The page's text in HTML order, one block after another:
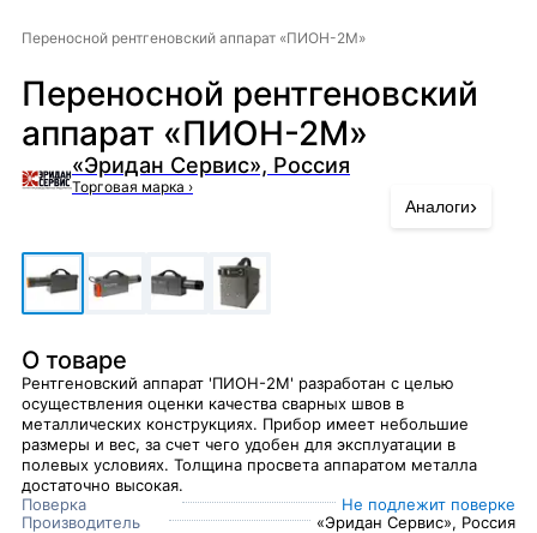
Переносной рентгеновский аппарат «ПИОН-2М»
Переносной рентгеновский
аппарат «ПИОН-2М»
«Эридан Сервис», Россия
Торговая марка ›
Аналоги›
О товаре
Рентгеновский аппарат 'ПИОН-2М' разработан с целью
осуществления оценки качества сварных швов в
металлических конструкциях. Прибор имеет небольшие
размеры и вес, за счет чего удобен для эксплуатации в
полевых условиях. Толщина просвета аппаратом металла
достаточно высокая.
Поверка
Не подлежит поверке
Производитель
«Эридан Сервис», Россия